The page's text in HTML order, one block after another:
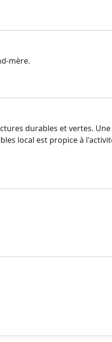
mère.
durables et vertes.
local est propice à